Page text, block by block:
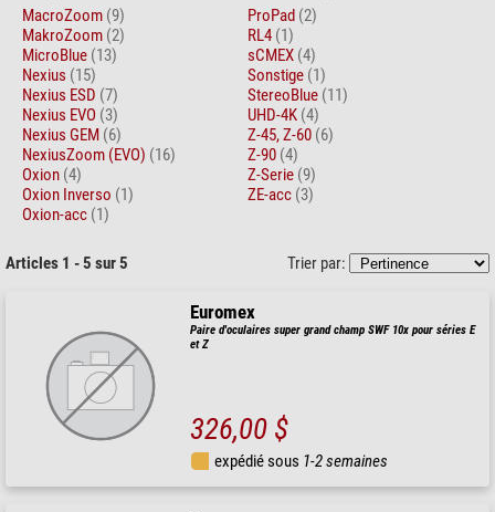
MacroZoom (9)
MakroZoom (2)
MicroBlue (13)
Nexius (15)
Nexius ESD (7)
Nexius EVO (3)
Nexius GEM (6)
NexiusZoom (EVO) (16)
Oxion (4)
Oxion Inverso (1)
Oxion-acc (1)
ProPad (2)
RL4 (1)
sCMEX (4)
Sonstige (1)
StereoBlue (11)
UHD-4K (4)
Z-45, Z-60 (6)
Z-90 (4)
Z-Serie (9)
ZE-acc (3)
Articles 1 - 5 sur 5 Trier par:
Euromex
Paire d'oculaires super grand champ SWF 10x pour séries E
et Z
326,00 $
expédié sous 1-2 semaines